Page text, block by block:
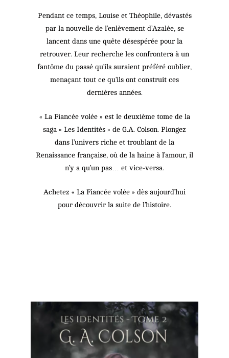
Pendant ce temps, Louise et Théophile, dévastés
par la nouvelle de l’enlèvement d’Azalée, se
lancent dans une quête désespérée pour la
retrouver. Leur recherche les confrontera à un
fantôme du passé qu’ils auraient préféré oublier,
menaçant tout ce qu’ils ont construit ces
dernières années.
« La Fiancée volée » est le deuxième tome de la
saga « Les Identités » de G.A. Colson. Plongez
dans l’univers riche et troublant de la
Renaissance française, où de la haine à l’amour, il
n’y a qu’un pas… et vice-versa.
Achetez « La Fiancée volée » dès aujourd’hui
pour découvrir la suite de l’histoire.